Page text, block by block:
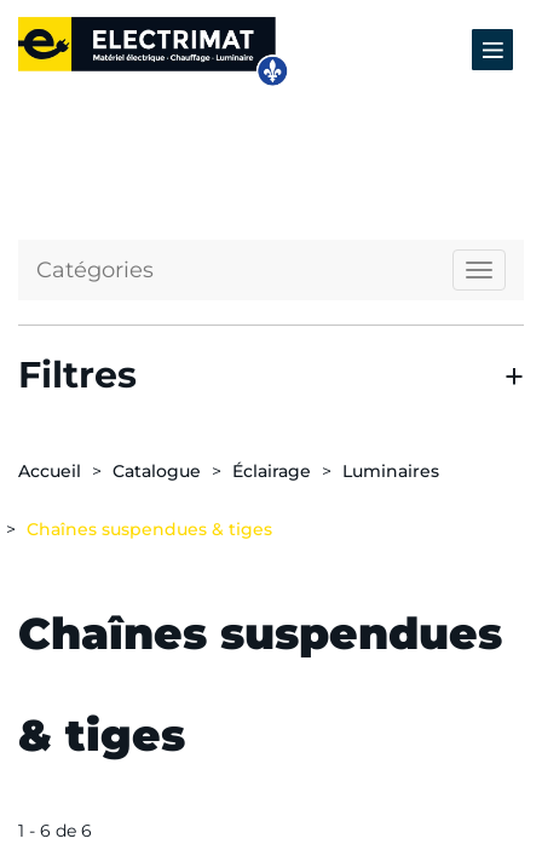
Catégories
Filtres
Accueil Catalogue Éclairage Luminaires
Chaînes suspendues & tiges
Chaînes suspendues
& tiges
1 - 6 de 6